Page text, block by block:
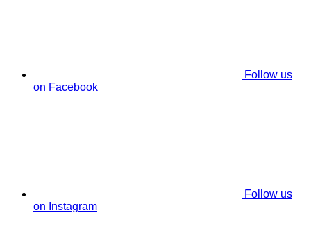
Follow us
on Facebook
Follow us
on Instagram